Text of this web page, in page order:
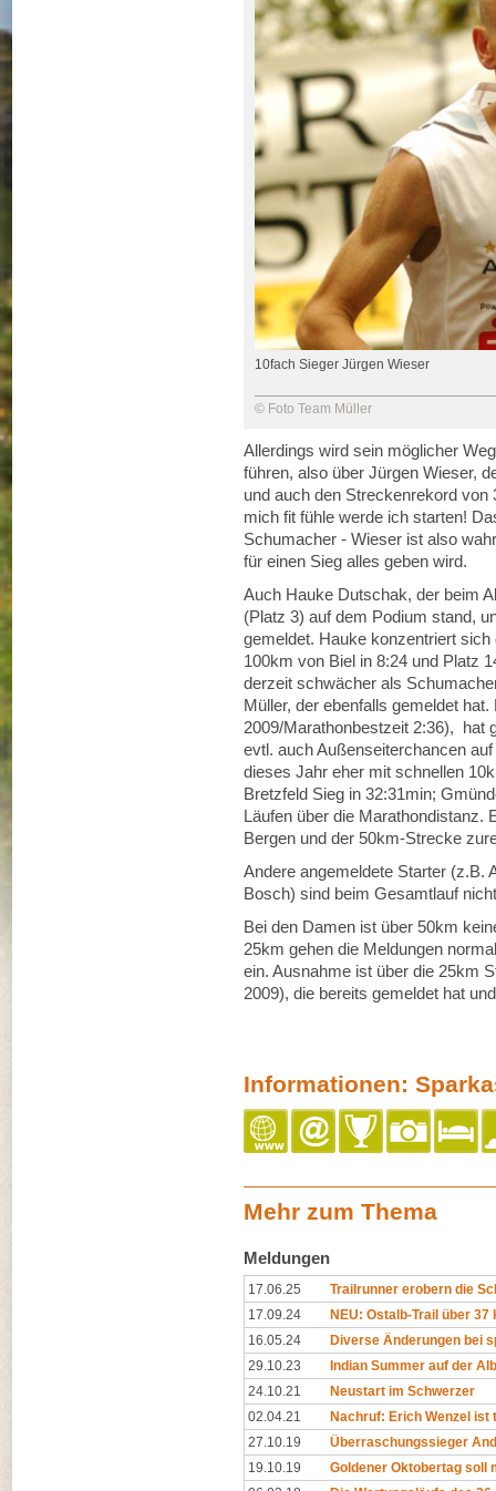
10fach Sieger Jürgen Wieser
© Foto Team Müller
Allerdings wird sein möglicher
führen, also über Jürgen Wieser,
und auch den Streckenrekord
mich fit fühle werde ich starten!
Schumacher - Wieser ist also
für einen Sieg alles geben wird.
Auch Hauke Dutschak, der beim
(Platz 3) auf dem Podium stand,
gemeldet. Hauke konzentriert
100km von Biel in 8:24 und Platz
derzeit schwächer als
Müller, der ebenfalls gemeldet
2009/Marathonbestzeit 2:36), hat
evtl. auch Außenseiterchancen
dieses Jahr eher mit schnellen
Bretzfeld Sieg in 32:31min;
Läufen über die Marathondistanz.
Bergen und der 50km-Strecke
Andere angemeldete Starter (z.B.
Bosch) sind beim Gesamtlauf
Bei den Damen ist über 50km
25km gehen die Meldungen
ein. Ausnahme ist über die 25km
2009), die bereits gemeldet hat
Informationen:
Mehr zum Thema
Meldungen
17.06.25
Trailrunner erobern die
17.09.24
NEU: Ostalb-Trail über 37
16.05.24
Diverse Änderungen bei
29.10.23
Indian Summer auf der Alb
24.10.21
Neustart im Schwerzer
02.04.21
Nachruf: Erich Wenzel ist
27.10.19
Überraschungssieger
19.10.19
Goldener Oktobertag soll